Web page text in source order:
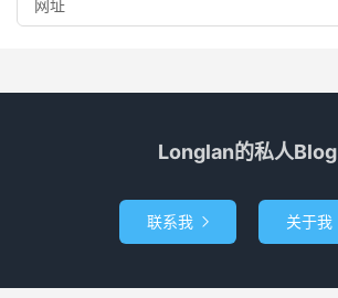
Longlan的私人Blog
联系我  关于我